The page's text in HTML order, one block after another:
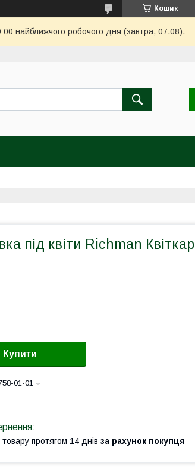
Кошик
найближчого робочого дня (завтра, 07.08).
під квіти Richman Квіткар
Купити
01-01
протягом 14 днів за рахунок покупця